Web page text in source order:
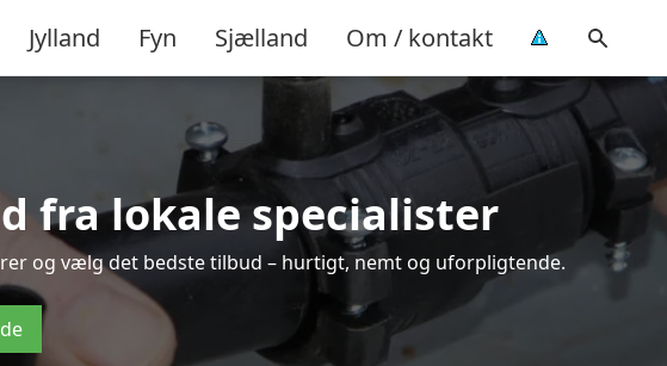
Jylland Fyn Sjælland Om / kontakt
fra lokale specialister
og vælg det bedste tilbud – hurtigt, nemt og uforpligtende.